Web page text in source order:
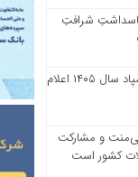
پاسداشتِ شرافتِ
نتیجه آزمون ورودی سمپاد سال ۱۴۰۵ اعلام
و مشارکت
کشور است